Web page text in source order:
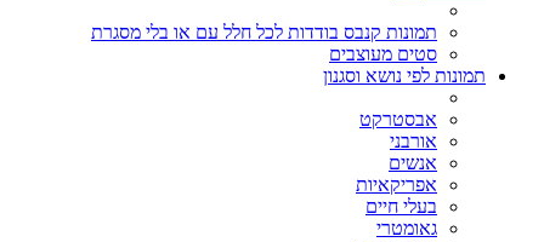
תמונות קנבס בודדות לכל חלל עם או בלי מסגרת
סטים מעוצבים
תמונות לפי נושא וסגנון
אבסטרקט
אורבני
אנשים
אפריקאיות
בעלי חיים
גאומטרי